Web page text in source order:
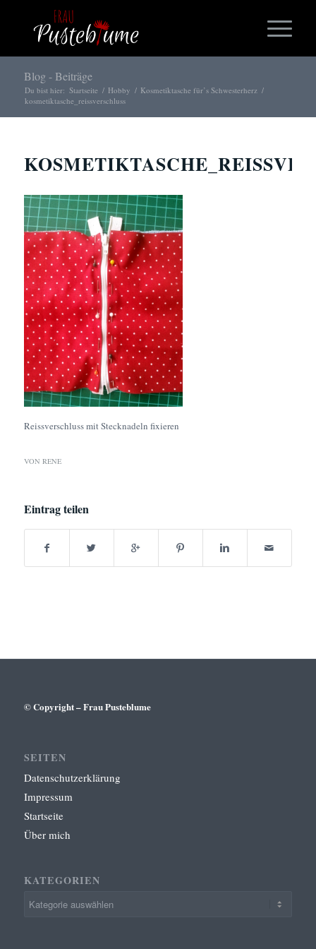
Blog - Beiträge
Du bist hier: Startseite / Hobby / Kosmetiktasche für’s Schwesterherz /
kosmetiktasche_reissverschluss
Reissverschluss mit Stecknadeln fixieren
VON RENE
Eintrag teilen
© Copyright – Frau Pusteblume
SEITEN
Datenschutzerklärung
Impressum
Startseite
Über mich
KATEGORIEN